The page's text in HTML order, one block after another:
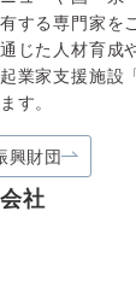
する専門家を
じた人材育成
業家支援施設
す。
興財団
社